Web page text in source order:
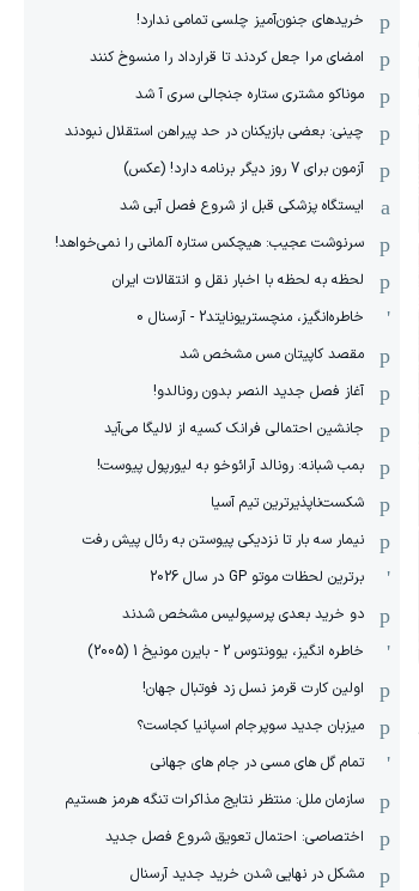
خریدهای جنون‌آمیز چلسی تمامی ندارد!
امضای مرا جعل کردند تا قرارداد را منسوخ کنند
موناکو مشتری ستاره جنجالی سری آ شد
چینی: بعضی بازیکنان در حد پیراهن استقلال نبودند
آزمون برای 7 روز دیگر برنامه دارد! (عکس)
ایستگاه پزشکی قبل از شروع فصل آبی شد
سرنوشت عجیب: هیچکس ستاره آلمانی را نمی‌خواهد!
لحظه به لحظه با اخبار نقل و انتقالات ایران
خاطره‌انگیز، منچستریونایتد2 - آرسنال 0
مقصد کاپیتان مس مشخص شد
آغاز فصل جدید النصر بدون رونالدو!
جانشین احتمالی فرانک کسیه از لالیگا می‌آید
بمب شبانه: رونالد آرائوخو به لیورپول پیوست!
شکست‌ناپذیرترین تیم آسیا
نیمار سه بار تا نزدیکی پیوستن به رئال پیش رفت
برترین لحظات موتو GP در سال 2026
دو خرید بعدی پرسپولیس مشخص شدند
خاطره انگیز، یوونتوس 2 - بایرن مونیخ 1 (2005)
اولین کارت قرمز نسل زد فوتبال جهان!
میزبان جدید سوپرجام اسپانیا کجاست؟
تمام گل های مسی در جام های جهانی
سازمان ملل: منتظر نتایج مذاکرات تنگه هرمز هستیم
اختصاصی: احتمال تعویق شروع فصل جدید
مشکل در نهایی شدن خرید جدید آرسنال